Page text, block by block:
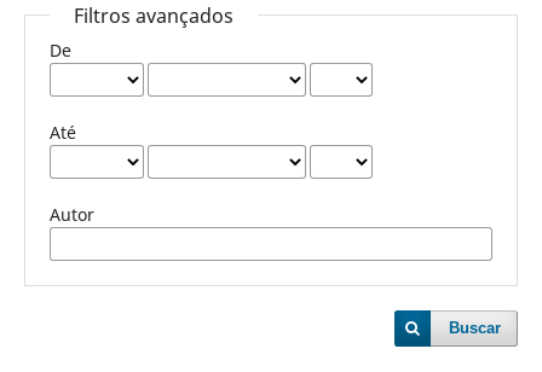
Filtros avançados
De
Até
Autor
Buscar